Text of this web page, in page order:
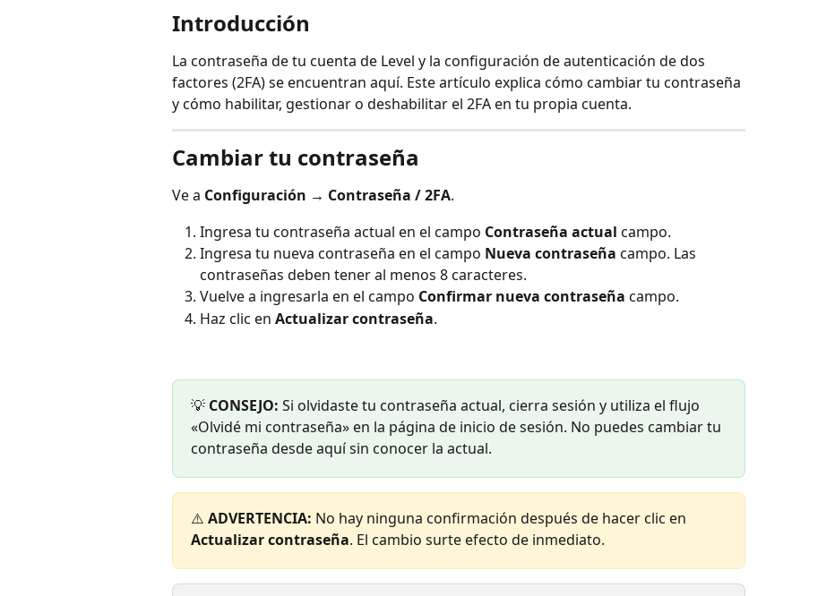
Introducción
La contraseña de tu cuenta de Level y la configuración de autenticación de dos
factores (2FA) se encuentran aquí. Este artículo explica cómo cambiar tu contraseña
y cómo habilitar, gestionar o deshabilitar el 2FA en tu propia cuenta.
Cambiar tu contraseña
Ve a Configuración → Contraseña / 2FA.
Ingresa tu contraseña actual en el campo Contraseña actual campo.
Ingresa tu nueva contraseña en el campo Nueva contraseña campo. Las
contraseñas deben tener al menos 8 caracteres.
Vuelve a ingresarla en el campo Confirmar nueva contraseña campo.
Haz clic en Actualizar contraseña.
💡 CONSEJO: Si olvidaste tu contraseña actual, cierra sesión y utiliza el flujo
«Olvidé mi contraseña» en la página de inicio de sesión. No puedes cambiar tu
contraseña desde aquí sin conocer la actual.
⚠️ ADVERTENCIA: No hay ninguna confirmación después de hacer clic en
Actualizar contraseña. El cambio surte efecto de inmediato.